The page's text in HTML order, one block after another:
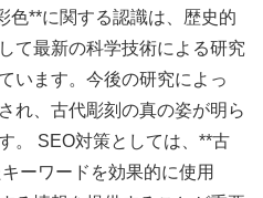
色**に関する認識は、歴史的
て最新の科学技術による研究
います。今後の研究によっ
れ、古代彫刻の真の姿が明ら
。 SEO対策としては、**古
ーワードを効果的に使用